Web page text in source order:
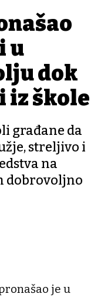
u
dok
iz škole
građane da
streljivo i
na
dobrovoljno
je u